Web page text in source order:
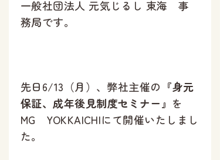
一般社団法人 元気じるし 東海 事
務局です。
先日6/13（月）、弊社主催の 『身元
保証、成年後見制度セミナー』 を
MG YOKKAICHIにて開催いたしまし
た。